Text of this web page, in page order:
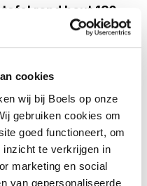
cookies
wij bij Boels op onze
gebruiken cookies om
goed functioneert, om
inzicht te verkrijgen in
marketing en social
van gepersonaliseerde
rond hout 180
(incl. 21% BTW)
Direct aanvragen